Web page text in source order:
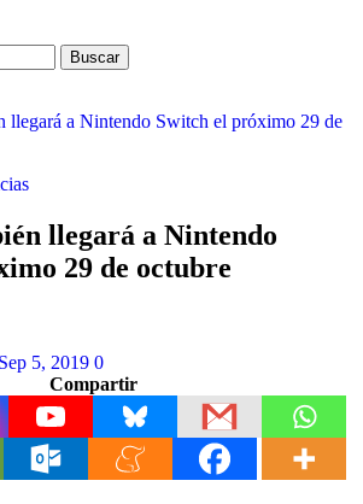
Buscar
llegará a Nintendo Switch el próximo 29 de
llegará a Nintendo
29 de octubre
Sep 5, 2019 0
Compartir